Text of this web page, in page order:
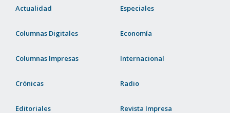
Actualidad
Columnas Digitales
Columnas Impresas
Crónicas
Editoriales
Especiales
Economía
Internacional
Radio
Revista Impresa